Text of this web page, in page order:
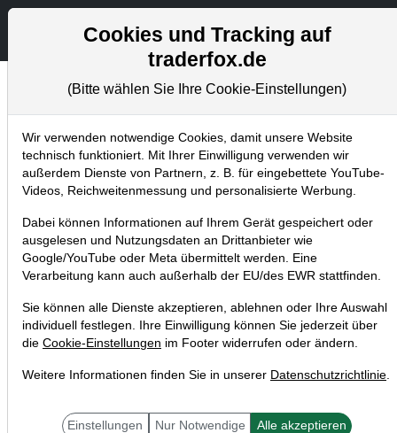
Aktien- und
Newsletter
Home Blog Newsletter Weekly Briefing
NEO-DARVAS-Depot mit erneuter
tägliche Kommentierung!
20.06.2026 um 20:58 Uhr | S. Betschinger
Cookies und Tracking auf
traderfox.de
(Bitte wählen Sie Ihre Cookie-Einstellungen)
Wir verwenden notwendige Cookies, damit unsere Website
technisch funktioniert. Mit Ihrer Einwilligung verwenden wir
außerdem Dienste von Partnern, z. B. für eingebettete YouTube-
Videos, Reichweitenmessung und personalisierte Werbung.
Dabei können Informationen auf Ihrem Gerät gespeichert oder
ausgelesen und Nutzungsdaten an Drittanbieter wie
Google/YouTube oder Meta übermittelt werden. Eine
Verarbeitung kann auch außerhalb der EU/des EWR stattfinden.
Sie können alle Dienste akzeptieren, ablehnen oder Ihre Auswahl
individuell festlegen. Ihre Einwilligung können Sie jederzeit über
die Cookie-Einstellungen im Footer widerrufen oder ändern.
Weitere Informationen finden Sie in unserer Datenschutzrichtlinie.
Einstellungen Nur Notwendige Alle akzeptieren